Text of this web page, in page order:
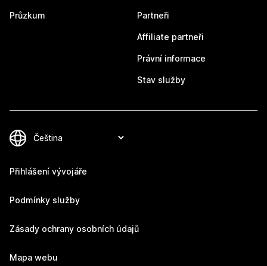
Průzkum Partneři
Affiliate partneři
Právní informace
Stav služby
Přihlášení vývojáře
Podmínky služby
Zásady ochrany osobních údajů
Mapa webu